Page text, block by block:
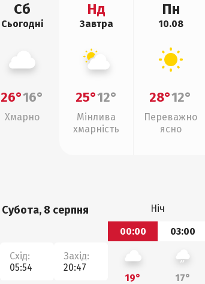
Сб
Сьогодні
26°16°
Хмарно
Нд
Завтра
25°12°
Мінлива
хмарність
Пн
10.08
28°12°
Переважно
ясно
Субота, 8 серпня
Схід:
05:54
Захід:
20:47
Ніч
00:00
03:00
19° 17°